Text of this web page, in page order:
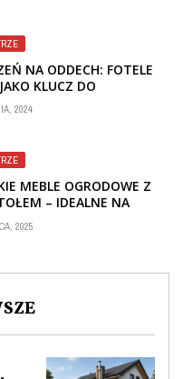
NA ODDECH: FOTELE
KLUCZ DO
AZYLU
2024
MEBLE OGRODOWE Z
– IDEALNE NA
SPOTKANIA POD
2025